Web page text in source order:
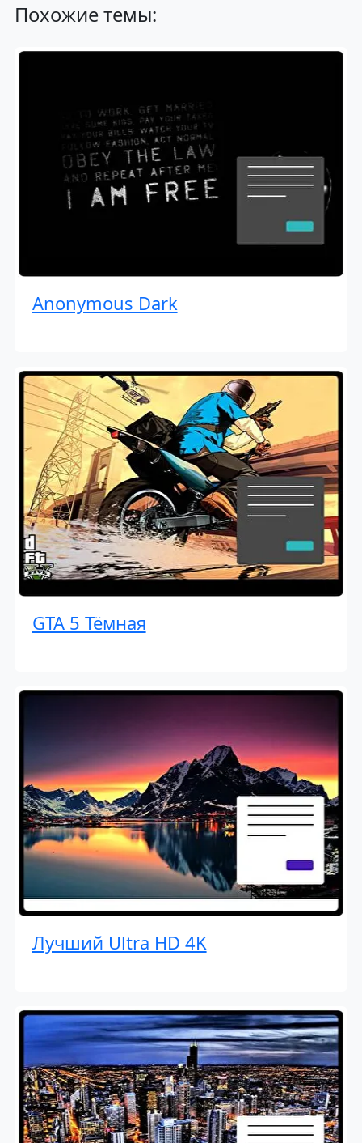
Похожие темы:
Anonymous Dark
GTA 5 Тёмная
Лучший Ultra HD 4K